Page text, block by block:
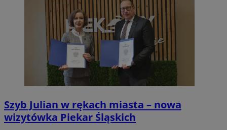
Szyb Julian w rękach miasta – nowa
wizytówka Piekar Śląskich